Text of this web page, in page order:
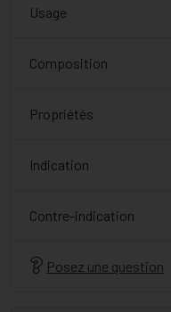
Usage
Composition
Propriétés
Indication
Contre-indication
Posez une question